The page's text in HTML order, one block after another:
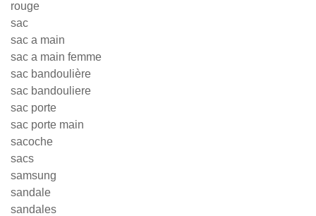
rouge
sac
sac a main
sac a main femme
sac bandoulière
sac bandouliere
sac porte
sac porte main
sacoche
sacs
samsung
sandale
sandales